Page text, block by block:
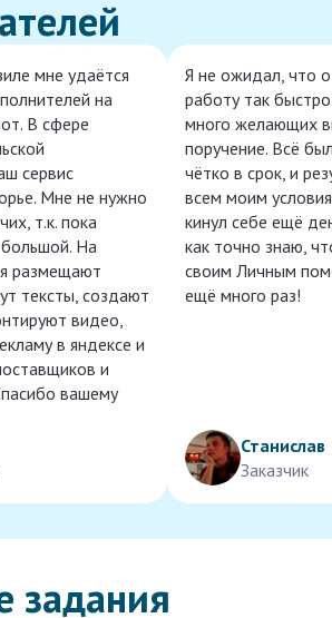
мне удаётся
на
В сфере
сервис
Мне не нужно
т.к. пока
На
размещают
тексты, создают
видео,
в яндексе и
и
вашему
Я не ожидал, что
работу так
много желающих
поручение. Всё
чётко в срок, и
всем моим
кинул себе ещё
как точно знаю,
своим Личным
ещё много раз!
Станислав
Заказчик
задания